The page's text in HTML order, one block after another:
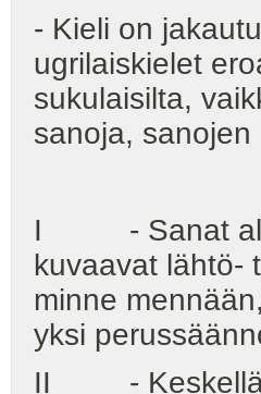
- Kieli on
ugrilaiskielet
sukulaisilta,
sanoja,
I - Sanat
kuvaavat lähtö-
minne
yksi
II - Keskellä